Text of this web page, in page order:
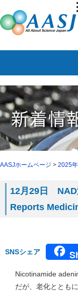
AASJホームページ > 2025年
12月29日 NAD
Reports
SNSシェア
Nicotinamide
だが、老化ととも